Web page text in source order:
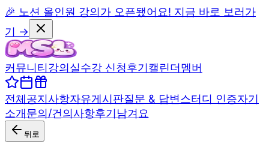
🎉 노션 올인원 강의가 오픈됐어요! 지금 바로 보러가
기 →
커뮤니티강의실수강 신청후기캘린더멤버
전체공지사항자유게시판질문 & 답변스터디 인증자기
소개문의/건의사항후기남겨요
뒤로